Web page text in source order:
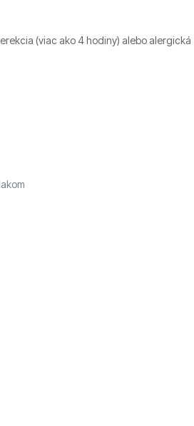
(viac ako 4 hodiny) alebo alergická